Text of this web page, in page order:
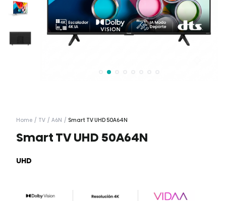
Home / TV / A6N / Smart TV UHD 50A64N
Smart TV UHD 50A64N
UHD